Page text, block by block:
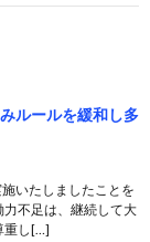
ルールを緩和し多
いたしましたことを
不足は、継続して大
重し[…]